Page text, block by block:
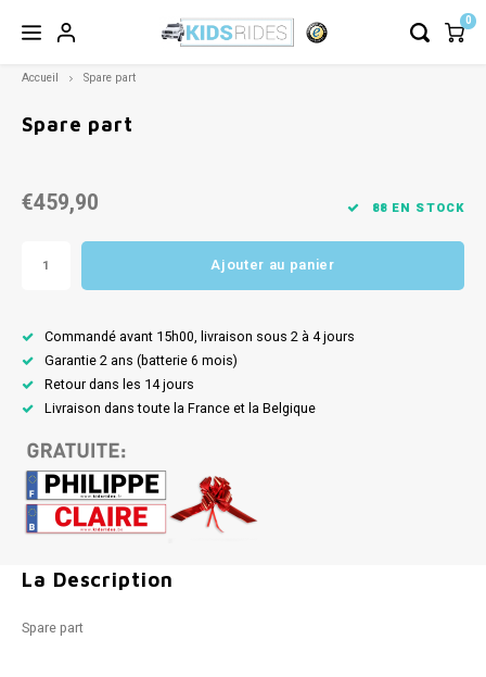
0
Accueil Spare part
Spare part
€459,90 88 EN STOCK
Ajouter au panier
Commandé avant 15h00, livraison sous 2 à 4 jours
Garantie 2 ans (batterie 6 mois)
Retour dans les 14 jours
Livraison dans toute la France et la Belgique
La Description
Spare part